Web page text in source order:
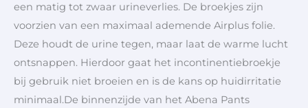
een matig tot zwaar urineverlies. De broekjes zijn
voorzien van een maximaal ademende Airplus folie.
Deze houdt de urine tegen, maar laat de warme lucht
ontsnappen. Hierdoor gaat het incontinentiebroekje
bij gebruik niet broeien en is de kans op huidirritatie
minimaal.De binnenzijde van het Abena Pants